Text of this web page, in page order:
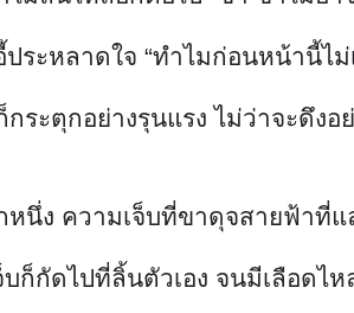
ประหลาดใจ “ทำไมก่อนหน้านี้ไ
ระตุกอย่างรุนแรง ไม่ว่าจะดึง
หนึ่ง ความเจ็บที่ขาดุจสายฟ้าที่
ก็กัดไปที่ลิ้นตัวเอง จนมีเลือดไห